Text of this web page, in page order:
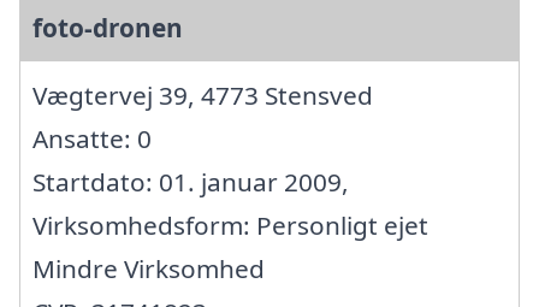
foto-dronen
Vægtervej 39, 4773 Stensved
Ansatte: 0
Startdato: 01. januar 2009,
Virksomhedsform: Personligt ejet
Mindre Virksomhed